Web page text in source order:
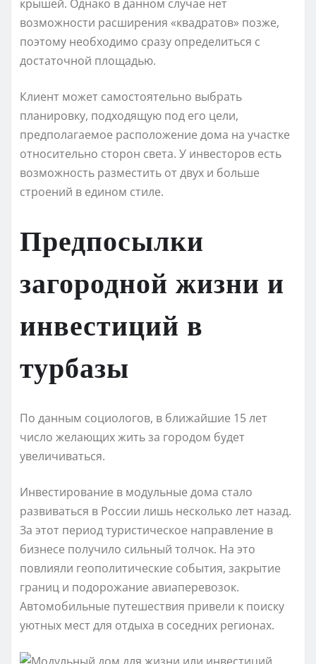
крышей. Однако в данном случае нет
возможности расширения «квадратов» позже,
поэтому необходимо сразу определиться с
достаточной площадью.
Клиент может самостоятельно выбрать
планировку, подходящую под его цели,
предполагаемое расположение дома на участке
относительно сторон света. У инвесторов есть
возможность разместить от двух и больше
строений в едином стиле.
Предпосылки
загородной жизни и
инвестиций в
турбазы
По данным социологов, в ближайшие 15 лет
число желающих жить за городом будет
увеличиваться.
Инвестирование в модульные дома стало
развиваться в России лишь несколько лет назад.
За этот период туристическое направление в
бизнесе получило сильный толчок. На это
повлияли геополитические события, закрытие
границ и подорожание авиаперевозок.
Автомобильные путешествия привели к поиску
уютных мест для отдыха в соседних регионах.